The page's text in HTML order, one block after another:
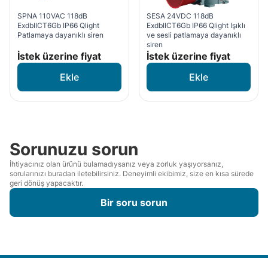
SPNA 110VAC 118dB
ExdbIICT6Gb IP66 Qlight
Patlamaya dayanıklı siren
İstek üzerine fiyat
SESA 24VDC 118dB
ExdbIICT6Gb IP66 Qlight Işıklı
ve sesli patlamaya dayanıklı
siren
İstek üzerine fiyat
Sorunuzu sorun
İhtiyacınız olan ürünü bulamadıysanız veya zorluk yaşıyorsanız,
sorularınızı buradan iletebilirsiniz. Deneyimli ekibimiz, size en kısa sürede
geri dönüş yapacaktır.
Bir soru sorun